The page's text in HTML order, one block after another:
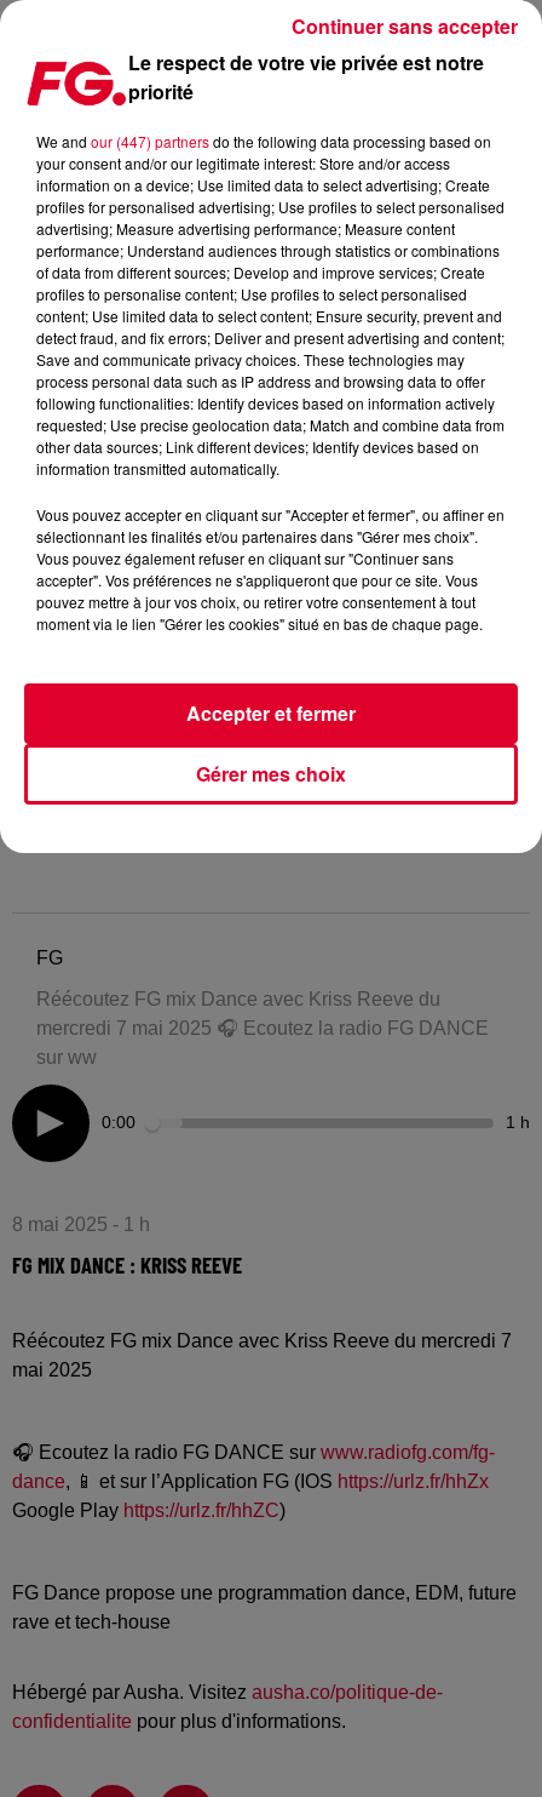
FG MIX DANCE : KRISS REEVE
FG
Réécoutez FG mix Dance avec Kriss Reeve du
mercredi 7 mai 2025 🎧 Ecoutez la radio FG DANCE
sur ww
0:00 1 h
8 mai 2025 - 1 h
FG MIX DANCE : KRISS REEVE
Réécoutez FG mix Dance avec Kriss Reeve du mercredi 7
mai 2025
🎧 Ecoutez la radio FG DANCE sur www.radiofg.com/fg-
dance, 📱 et sur l’Application FG (IOS https://urlz.fr/hhZx
Google Play https://urlz.fr/hhZC)
FG Dance propose une programmation dance, EDM, future
rave et tech-house
Hébergé par Ausha. Visitez ausha.co/politique-de-
confidentialite pour plus d'informations.
Le respect de votre vie privée est notre
priorité
We and our (447) partnersdo the following data processing based on
your consent and/or our legitimate interest: Store and/or access
information on a device; Use limited data to select advertising; Create
profiles for personalised advertising; Use profiles to select personalised
advertising; Measure advertising performance; Measure content
performance; Understand audiences through statistics or combinations
of data from different sources; Develop and improve services; Create
profiles to personalise content; Use profiles to select personalised
content; Use limited data to select content; Ensure security, prevent and
detect fraud, and fix errors; Deliver and present advertising and content;
Save and communicate privacy choices. These technologies may
process personal data such as IP address and browsing data to offer
following functionalities: Identify devices based on information actively
requested; Use precise geolocation data; Match and combine data from
other data sources; Link different devices; Identify devices based on
information transmitted automatically.
Vous pouvez accepter en cliquant sur "Accepter et fermer", ou affiner en
sélectionnant les finalités et/ou partenaires dans "Gérer mes choix".
Vous pouvez également refuser en cliquant sur "Continuer sans
accepter". Vos préférences ne s'appliqueront que pour ce site. Vous
pouvez mettre à jour vos choix, ou retirer votre consentement à tout
moment via le lien "Gérer les cookies" situé en bas de chaque page.
Gérer mes choix
Accepter et fermer
Continuer sans accepter